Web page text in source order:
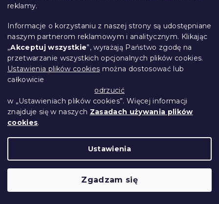
reklamy.
Informacje o korzystaniu z naszej strony są udostępniane
naszym partnerom reklamowym i analitycznym. Klikając
„Akceptuj wszystkie”, wyrażają Państwo zgodę na
przetwarzanie wszystkich opcjonalnych plików cookies.
Ustawienia plików cookies można dostosować lub
całkowicie
odrzucić
w „Ustawieniach plików cookies”. Więcej informacji
znajduje się w naszych Zasadach używania plików
cookies.
Ustawienia
Zgadzam się
Koc bluza bez rękawów LEOPARD, szary
W magazynie(>10 szt)